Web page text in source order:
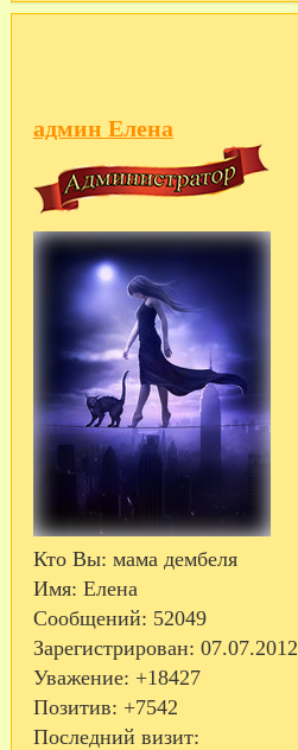
админ Елена
Кто Вы: мама дембеля
Имя: Елена
Сообщений: 52049
Зарегистрирован: 07.07.2012
Уважение: +18427
Позитив: +7542
Последний визит: